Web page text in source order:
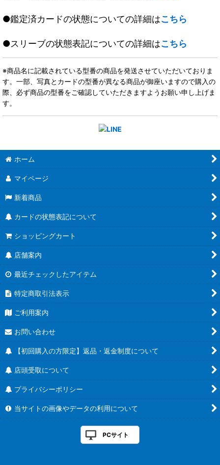
●鑑定済カードの状態についての詳細はこちら
●スリーブの状態表記についての詳細はこちら
※商品名に記載されている型番の商品を発送させていただいておりま
す。一部、写真とカードの型番が異なる商品が御座いますので購入の
際、必ず商品の型番をご確認していただきますようお願い申し上げま
す。
ホーム
マイページ
新着商品
カードの状態表記について
ショッピングカート
店舗案内
最近チェックしたアイテム
特定商取引法表示
ご利用案内
お問い合わせ
【初回購入の方限定】返品・返金制度について
店頭受取について
プライバシーポリシー
当サイトの画像やデータの利用について
PCサイト